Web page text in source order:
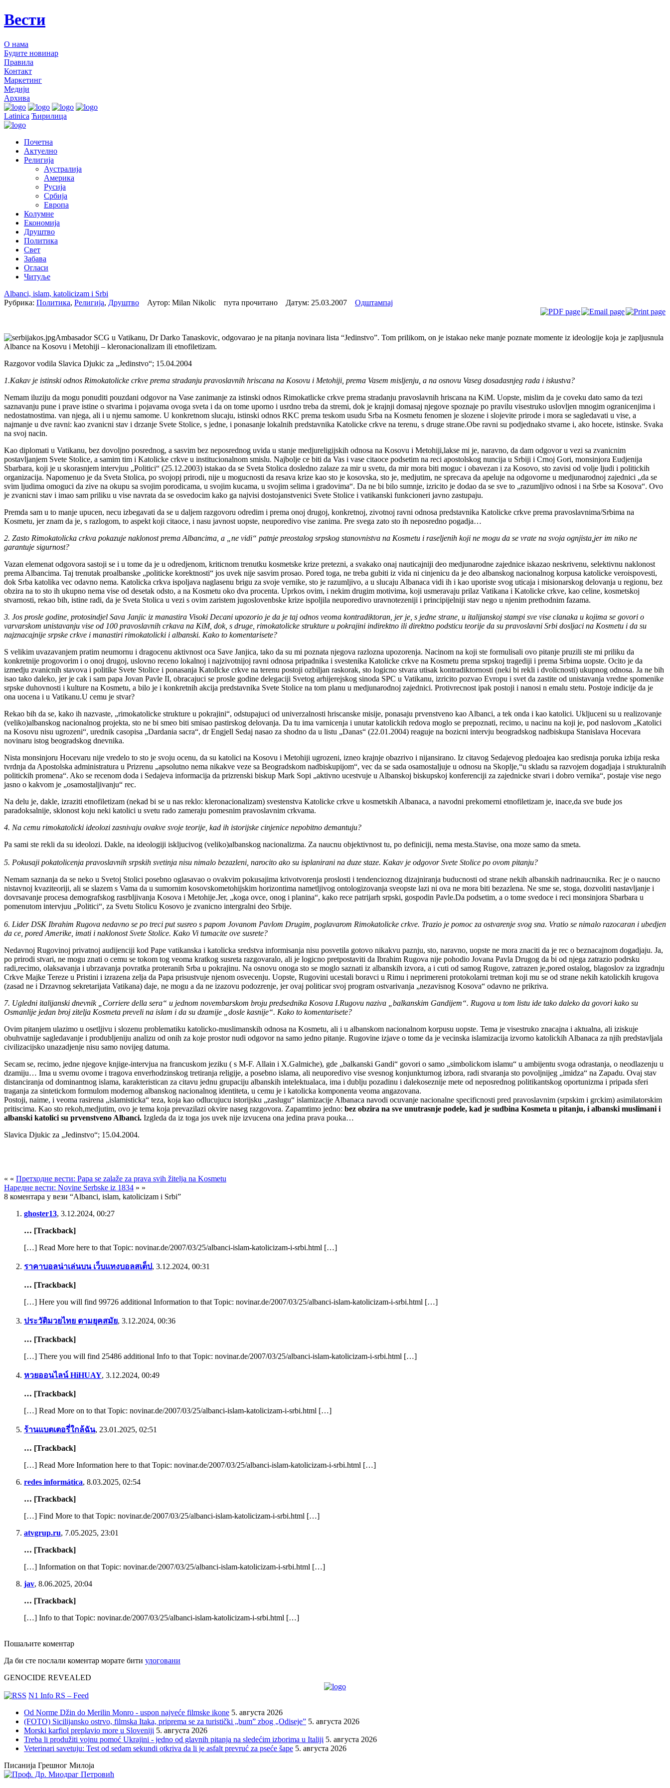
Вести
О нама
Будите новинар
Правила
Контакт
Маркетинг
Медији
Архива
Latinica Ћирилица
Почетна
Актуелно
Религија
Аустралија
Америка
Русија
Србија
Европа
Колумне
Економија
Друштво
Политика
Свет
Забава
Огласи
Читуље
Albanci, islam, katolicizam i Srbi
Рубрика: Политика, Религија, Друштво Аутор: Milan Nikolic пута прочитано Датум: 25.03.2007 Одштампај
Ambasador SCG u Vatikanu, Dr Darko Tanaskovic, odgovarao je na pitanja novinara lista “Jedinstvo”. Tom prilikom, on je istakao neke manje poznate momente iz ideologije koja je zapljusnula
Albance na Kosovu i Metohiji – kleronacionalizam ili etnofiletizam.
Razgovor vodila Slavica Djukic za „Jedinstvo“; 15.04.2004
1.Kakav je istinski odnos Rimokatolicke crkve prema stradanju pravoslavnih hriscana na Kosovu i Metohiji, prema Vasem misljenju, a na osnovu Vaseg dosadasnjeg rada i iskustva?
Nemam iluziju da mogu ponuditi pouzdani odgovor na Vase zanimanje za istinski odnos Rimokatlicke crkve prema stradanju pravoslavnih hriscana na KiM. Uopste, mislim da je coveku dato samo da tezi
saznavanju pune i prave istine o stvarima i pojavama ovoga sveta i da on tome uporno i usrdno treba da stremi, dok je krajnji domasaj njegove spoznaje po pravilu visestruko uslovljen mnogim ogranicenjima i
nedostatnostima. van njega, ali i u njemu samome. U konkretnom slucaju, istinski odnos RKC prema teskom usudu Srba na Kosmetu fenomen je slozene i slojevite prirode i mora se sagledavati u vise, a
najmanje u dve ravni: kao zvanicni stav i drzanje Svete Stolice, s jedne, i ponasanje lokalnih predstavnika Katolicke crkve na terenu, s druge strane.Obe ravni su podjednako stvarne i, ako hocete, istinske. Svaka
na svoj nacin.
Kao diplomati u Vatikanu, bez dovoljno posrednog, a sasvim bez neposrednog uvida u stanje medjureligijskih odnosa na Kosovu i Metohiji,lakse mi je, naravno, da dam odgovor u vezi sa zvanicnim
postavljanjem Svete Stolice, a samim tim i Katolicke crkve u institucionalnom smislu. Najbolje ce biti da Vas i vase citaoce podsetim na reci apostolskog nuncija u Srbiji i Crnoj Gori, monsinjora Eudjenija
Sbarbara, koji je u skorasnjem intervjuu „Politici“ (25.12.2003) istakao da se Sveta Stolica dosledno zalaze za mir u svetu, da mir mora biti moguc i obavezan i za Kosovo, sto zavisi od volje ljudi i politickih
organizacija. Napomenuo je da Sveta Stolica, po svojopj prirodi, nije u mogucnosti da resava krize kao sto je kosovska, sto je, medjutim, ne sprecava da apeluje na odgovorne u medjunarodnoj zajednici „da se
svim ljudima omoguci da zive na okupu sa svojim porodicama, u svojim kucama, u svojim selima i gradovima“. Da ne bi bilo sumnje, izricito je dodao da se sve to „razumljivo odnosi i na Srbe sa Kosova“. Ovo
je zvanicni stav i imao sam priliku u vise navrata da se osvedocim kako ga najvisi dostojanstvenici Svete Stolice i vatikanski funkcioneri javno zastupaju.
Premda sam u to manje upucen, necu izbegavati da se u daljem razgovoru odredim i prema onoj drugoj, konkretnoj, zivotnoj ravni odnosa predstavnika Katolicke crkve prema pravoslavnima/Srbima na
Kosmetu, jer znam da je, s razlogom, to aspekt koji citaoce, i nasu javnost uopste, neuporedivo vise zanima. Pre svega zato sto ih neposredno pogadja…
2. Zasto Rimokatolicka crkva pokazuje naklonost prema Albancima, a „ne vidi“ patnje preostalog srpskog stanovnistva na Kosmetu i raseljenih koji ne mogu da se vrate na svoja ognjista,jer im niko ne
garantuje sigurnost?
Vazan elemenat odgovora sastoji se i u tome da je u odredjenom, kriticnom trenutku kosmetske krize pretezni, a svakako onaj nauticajniji deo medjunarodne zajednice iskazao neskrivenu, selektivnu naklonost
prema Albancima. Taj trenutak proalbanske „politicke korektnosti“ jos uvek nije sasvim prosao. Pored toga, ne treba gubiti iz vida ni cinjenicu da je deo albanskog nacionalnog korpusa katolicke veroispovesti,
dok Srba katolika vec odavno nema. Katolicka crkva ispoljava naglasenu brigu za svoje vernike, sto je razumljivo, a u slucaju Albanaca vidi ih i kao uporiste svog uticaja i misionarskog delovanja u regionu, bez
obzira na to sto ih ukupno nema vise od desetak odsto, a na Kosmetu oko dva procenta. Uprkos ovim, i nekim drugim motivima, koji usmeravaju prilaz Vatikana i Katolicke crkve, kao celine, kosmetskoj
stvarnosti, rekao bih, istine radi, da je Sveta Stolica u vezi s ovim zaristem jugoslovenbske krize ispoljila neuporedivo uravnotezeniji i principijelniji stav nego u njenim prethodnim fazama.
3. Jos prosle godine, protosindjel Sava Janjic iz manastira Visoki Decani upozorio je da je taj odnos veoma kontradiktoran, jer je, s jedne strane, u italijanskoj stampi sve vise clanaka u kojima se govori o
varvarskom unistavanju vise od 100 pravoslavnih crkava na KiM, dok, s druge, rimokatolicke strukture u pokrajini indirektno ili direktno podsticu teorije da su pravoslavni Srbi dosljaci na Kosmetu i da su
najznacajnije srpske crkve i manastiri rimokatolicki i albanski. Kako to komentarisete?
S velikim uvazavanjem pratim neumornu i dragocenu aktivnost oca Save Janjica, tako da su mi poznata njegova razlozna upozorenja. Nacinom na koji ste formulisali ovo pitanje pruzili ste mi priliku da
konkretnije progovorim i o onoj drugoj, uslovno receno lokalnoj i najzivotnijoj ravni odnosa pripadnika i svestenika Katolicke crkve na Kosmetu prema srpskoj tragediji i prema Srbima uopste. Ocito je da
izmedju zvanicnih stavova i politike Svete Stolice i ponasanja Katollcke crkve na terenu postoji ozbiljan raskorak, sto logicno stvara utisak kontradiktornosti (neki bi rekli i dvolicnosti) ukupnog odnosa. Ja ne bih
isao tako daleko, jer je cak i sam papa Jovan Pavle II, obracajuci se prosle godine delegaciji Svetog arhijerejskog sinoda SPC u Vatikanu, izricito pozvao Evropu i svet da zastite od unistavanja vredne spomenike
srpske duhovnosti i kulture na Kosmetu, a bilo je i konkretnih akcija predstavnika Svete Stolice na tom planu u medjunarodnoj zajednici. Protivrecnost ipak postoji i nanosi n emalu stetu. Postoje indicije da je
ona uocena i u Vatikanu.U cemu je stvar?
Rekao bih da se, kako ih nazvaste, „rimokatolicke strukture u pokrajini“, odstupajuci od univerzalnosti hriscanske misije, ponasaju prvenstveno kao Albanci, a tek onda i kao katolici. Ukljuceni su u realizovanje
(veliko)albanskog nacionalnog projekta, sto ne bi smeo biti smisao pastirskog delovanja. Da tu ima varnicenja i unutar katolickih redova moglo se prepoznati, recimo, u nacinu na koji je, pod naslovom „Katolici
na Kosovu nisu ugrozeni“, urednik casopisa „Dardania sacra“, dr Engjell Sedaj nasao za shodno da u listu „Danas“ (22.01.2004) reaguje na bozicni intervju beogradskog nadbiskupa Stanislava Hocevara
novinaru istog beogradskog dnevnika.
Nista monsinjoru Hocevaru nije vredelo to sto je svoju ocenu, da su katolici na Kosovu i Metohiji ugrozeni, izneo krajnje obazrivo i nijansirano. Iz citavog Sedajevog pledoajea kao sredisnja poruka izbija reska
tvrdnja da Apostolska administratura u Prizrenu „apsolutno nema nikakve veze sa Beogradskom nadbiskupijom“, vec da se sada osamostaljuje u odnosu na Skoplje,“u skladu sa razvojem dogadjaja i strukturalnih
politickih promena“. Ako se recenom doda i Sedajeva informacija da prizrenski biskup Mark Sopi „aktivno ucestvuje u Albanskoj biskupskoj konferenciji za zajednicke stvari i dobro vernika“, postaje vise nego
jasno o kakvom je „osamostaljivanju“ rec.
Na delu je, dakle, izraziti etnofiletizam (nekad bi se u nas reklo: kleronacionalizam) svestenstva Katolicke crkve u kosmetskih Albanaca, a navodni prekomerni etnofiletizam je, inace,da sve bude jos
paradoksalnije, sklonost koju neki katolici u svetu rado zameraju pomesnim pravoslavnim crkvama.
4. Na cemu rimokatolicki ideolozi zasnivaju ovakve svoje teorije, kad ih istorijske cinjenice nepobitno demantuju?
Pa sami ste rekli da su ideolozi. Dakle, na ideologiji iskljucivog (veliko)albanskog nacionalizma. Za naucnu objektivnost tu, po definiciji, nema mesta.Stavise, ona moze samo da smeta.
5. Pokusaji pokatolicenja pravoslavnih srpskih svetinja nisu nimalo bezazleni, narocito ako su isplanirani na duze staze. Kakav je odgovor Svete Stolice po ovom pitanju?
Nemam saznanja da se neko u Svetoj Stolici posebno oglasavao o ovakvim pokusajima krivotvorenja proslosti i tendencioznog dizajniranja buducnosti od strane nekih albanskih nadrinaucnika. Rec je o naucno
nistavnoj kvaziteoriji, ali se slazem s Vama da u sumornim kosovskometohijskim horizontima nametljivog ontologizovanja sveopste lazi ni ova ne mora biti bezazlena. Ne sme se, stoga, dozvoliti nastavljanje i
dovrsavanje procesa demografskog rasrbljivanja Kosova i Metohije.Jer, „koga ovce, onog i planina“, kako rece patrijarh srpski, gospodin Pavle.Da podsetim, a o tome svedoce i reci monsinjora Sbarbara u
pomenutom intervjuu „Politici“, za Svetu Stolicu Kosovo je zvanicno intergralni deo Srbije.
6. Lider DSK Ibrahim Rugova nedavno se po treci put susreo s papom Jovanom Pavlom Drugim, poglavarom Rimokatolicke crkve. Trazio je pomoc za ostvarenje svog sna. Vratio se nimalo razocaran i ubedjen
da ce, pored Amerike, imati i naklonost Svete Stolice. Kako Vi tumacite ove susrete?
Nedavnoj Rugovinoj privatnoj audijenciji kod Pape vatikanska i katolicka sredstva informisanja nisu posvetila gotovo nikakvu paznju, sto, naravno, uopste ne mora znaciti da je rec o beznacajnom dogadjaju. Ja,
po prirodi stvari, ne mogu znati o cemu se tokom tog veoma kratkog susreta razgovaralo, ali je logicno pretpostaviti da Ibrahim Rugova nije pohodio Jovana Pavla Drugog da bi od njega zatrazio podrsku
radi,recimo, olaksavanja i ubrzavanja povratka proteranih Srba u pokrajinu. Na osnovu onoga sto se moglo saznati iz albanskih izvora, a i cuti od samog Rugove, zatrazen je,pored ostalog, blagoslov za izgradnju
Crkve Majke Tereze u Pristini i izrazena zelja da Papa prisustvuje njenom osvecenju. Uopste, Rugovini ucestali boravci u Rimu i neprimereni protokolarni tretman koji mu se od strane nekih katolickih krugova
(zasad ne i Drzavnog sekretarijata Vatikana) daje, ne mogu a da ne izazovu podozrenje, jer ovaj politicar svoj program ostvarivanja „nezavisnog Kosova“ odavno ne prikriva.
7. Ugledni italijanski dnevnik „Corriere della sera“ u jednom novembarskom broju predsednika Kosova I.Rugovu naziva „balkanskim Gandijem“. Rugova u tom listu ide tako daleko da govori kako su
Osmanlije jedan broj zitelja Kosmeta preveli na islam i da su dzamije „dosle kasnije“. Kako to komentarisete?
Ovim pitanjem ulazimo u osetljivu i slozenu problematiku katolicko-muslimanskih odnosa na Kosmetu, ali i u albanskom nacionalnom korpusu uopste. Tema je visestruko znacajna i aktualna, ali iziskuje
obuhvatnije sagledavanje i produbljeniju analizu od onih za koje prostor nudi odgovor na samo jedno pitanje. Rugovine izjave o tome da je vecinska islamizacija izvorno katolickih Albanaca za njih predstavljala
civilizacijsko unazadjenje nisu samo novijeg datuma.
Secam se, recimo, jedne njegove knjige-intervjua na francuskom jeziku ( s M-F. Allain i X.Galmiche), gde „balkanski Gandi“ govori o samo „simbolickom islamu“ u ambijentu svoga odrastanja, o neodlazenju u
dzamiju… Ima u svemu ovome i tragova enverhodzinskog tretiranja religije, a posebno islama, ali neuporedivo vise svesnog konjunkturnog izbora, radi stvaranja sto povoljnijeg „imidza“ na Zapadu. Ovaj stav
distanciranja od dominantnog islama, karakteristican za citavu jednu grupaciju albanskih intelektualaca, ima i dublju pozadinu i dalekoseznije mete od neposrednog politikantskog oportunizma i pripada sferi
traganja za sintetickom formulom modernog albanskog nacionalnog identiteta, u cemu je i katolicka komponenta veoma angazovana.
Postoji, naime, i veoma rasirena „islamisticka“ teza, koja kao odlucujucu istorijsku „zaslugu“ islamizacije Albanaca navodi ocuvanje nacionalne specificnosti pred pravoslavnim (srpskim i grckim) asimilatorskim
pritiscima. Kao sto rekoh,medjutim, ovo je tema koja prevazilazi okvire naseg razgovora. Zapamtimo jedno: bez obzira na sve unutrasnje podele, kad je sudbina Kosmeta u pitanju, i albanski muslimani i
albanski katolici su prvenstveno Albanci. Izgleda da iz toga jos uvek nije izvucena ona jedina prava pouka…
Slavica Djukic za „Jedinstvo“; 15.04.2004.
« « Претходне вести: Papa se zalaže za prava svih žitelja na Kosmetu
Наредне вести: Novine Serbske iz 1834 » »
8 коментара у вези “Albanci, islam, katolicizam i Srbi”
ghoster13, 3.12.2024, 00:27
… [Trackback]
[…] Read More here to that Topic: novinar.de/2007/03/25/albanci-islam-katolicizam-i-srbi.html […]
ราคาบอลน่าเล่นบน เว็บแทงบอลสเต็ป, 3.12.2024, 00:31
… [Trackback]
[…] Here you will find 99726 additional Information to that Topic: novinar.de/2007/03/25/albanci-islam-katolicizam-i-srbi.html […]
ประวัติมวยไทย ตามยุคสมัย, 3.12.2024, 00:36
… [Trackback]
[…] There you will find 25486 additional Info to that Topic: novinar.de/2007/03/25/albanci-islam-katolicizam-i-srbi.html […]
หวยออนไลน์ HiHUAY, 3.12.2024, 00:49
… [Trackback]
[…] Read More on to that Topic: novinar.de/2007/03/25/albanci-islam-katolicizam-i-srbi.html […]
ร้านแบตเตอรี่ใกล้ฉัน, 23.01.2025, 02:51
… [Trackback]
[…] Read More Information here to that Topic: novinar.de/2007/03/25/albanci-islam-katolicizam-i-srbi.html […]
redes informática, 8.03.2025, 02:54
… [Trackback]
[…] Find More to that Topic: novinar.de/2007/03/25/albanci-islam-katolicizam-i-srbi.html […]
atvgrup.ru, 7.05.2025, 23:01
… [Trackback]
[…] Information on that Topic: novinar.de/2007/03/25/albanci-islam-katolicizam-i-srbi.html […]
jav, 8.06.2025, 20:04
… [Trackback]
[…] Info to that Topic: novinar.de/2007/03/25/albanci-islam-katolicizam-i-srbi.html […]
Пошаљите коментар
Да би сте послали коментар морате бити улоговани
GENOCIDE REVEALED
N1 Info RS – Feed
Od Norme Džin do Merilin Monro - uspon najveće filmske ikone 5. августа 2026
(FOTO) Sicilijansko ostrvo, filmska Itaka, priprema se za turistički „bum” zbog „Odiseje” 5. августа 2026
Morski karfiol preplavio more u Sloveniji 5. августа 2026
Treba li produžiti vojnu pomoć Ukrajini - jedno od glavnih pitanja na sledećim izborima u Italiji 5. августа 2026
Veterinari savetuju: Test od sedam sekundi otkriva da li je asfalt prevruć za pseće šape 5. августа 2026
Писанија Грешног Милоја